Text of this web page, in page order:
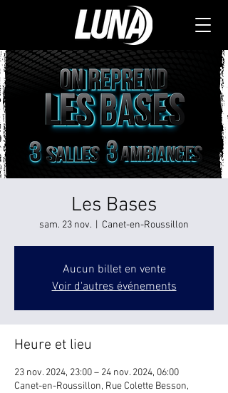
Les Bases
sam. 23 nov. Canet-en-Roussillon
Aucun billet en vente
Voir d'autres événements
Heure et lieu
23 nov. 2024, 23:00 – 24 nov. 2024, 06:00
Canet-en-Roussillon, Rue Colette Besson,